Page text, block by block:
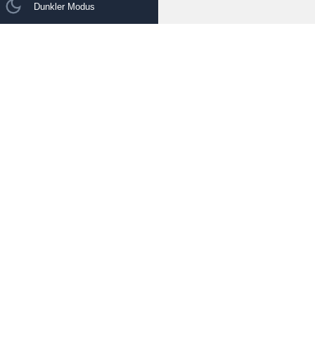
Dunkler Modus